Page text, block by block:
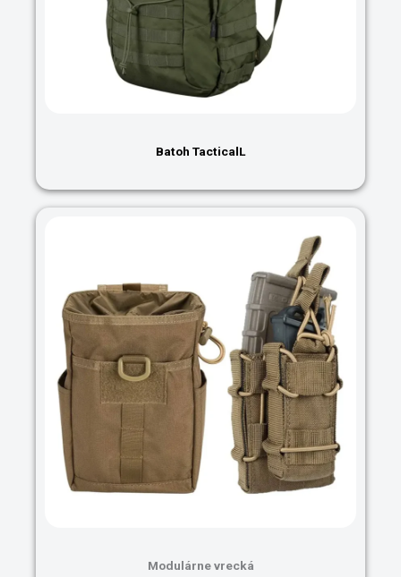
Batoh TacticalL
Modulárne vrecká